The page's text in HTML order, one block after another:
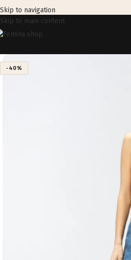
Skip to navigation
Skip to main content
-40%